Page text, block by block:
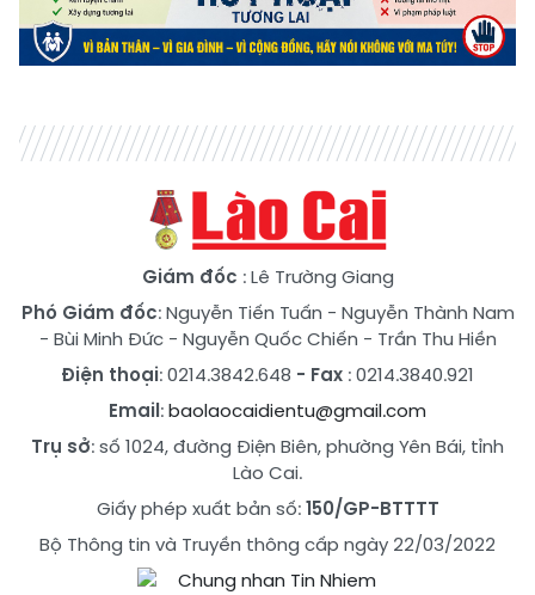
Giám đốc : Lê Trường Giang
Phó Giám đốc:Nguyễn Tiến Tuấn - Nguyễn Thành Nam
- Bùi Minh Đức- Nguyễn Quốc Chiến - Trần Thu Hiền
Điện thoại: 0214.3842.648 - Fax : 0214.3840.921
Email:baolaocaidientu@gmail.com
Trụ sở: số 1024, đường Điện Biên, phường Yên Bái, tỉnh
Lào Cai.
Giấy phép xuất bản số:150/GP-BTTTT
Bộ Thông tin và Truyền thông cấp ngày 22/03/2022